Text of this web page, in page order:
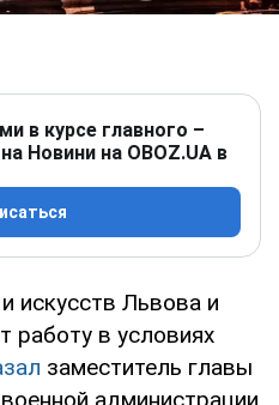
в курсе главного –
Новини на OBOZ.UA в
искусств Львова и
работу в условиях
заместитель главы
администрации